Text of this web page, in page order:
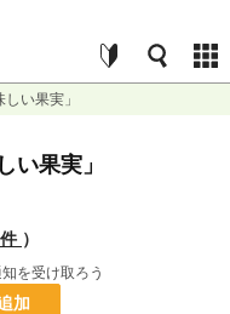
い果実」
い果実」
）
を受け取ろう
加